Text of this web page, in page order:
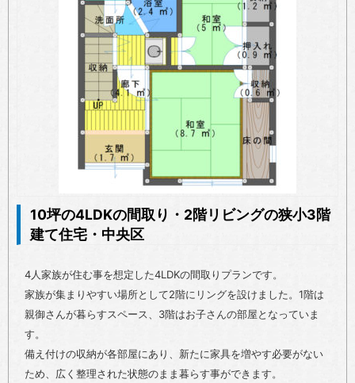
10坪の4LDKの間取り・2階リビングの狭小3階
建て住宅・中央区
4人家族が住む事を想定した4LDKの間取りプランです。
家族が集まりやすい場所として2階にリングを設けました。1階は
親御さんが暮らすスペース、3階はお子さんの部屋となっていま
す。
備え付けの収納が各部屋にあり、新たに家具を増やす必要がない
ため、広く整理された状態のまま暮らす事ができます。